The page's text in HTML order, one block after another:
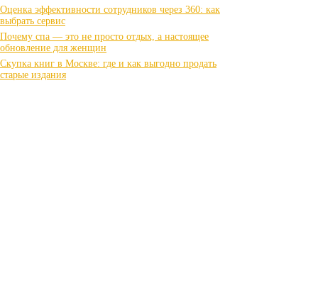
Оценка эффективности сотрудников через 360: как
выбрать сервис
Почему спа — это не просто отдых, а настоящее
обновление для женщин
Скупка книг в Москве: где и как выгодно продать
старые издания